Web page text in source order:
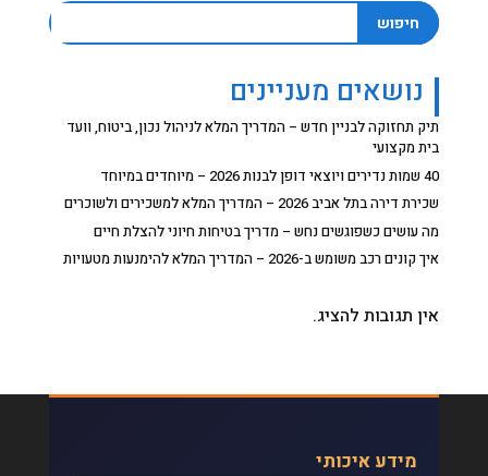
חיפוש
נושאים מעניינים
תיק תחזוקה לבניין חדש – המדריך המלא לניהול נכון, ביטוח, וועד
בית מקצועי
40 שמות נדירים ויוצאי דופן לבנות 2026 – מיוחדים במיוחד
שכירת דירה בתל אביב 2026 – המדריך המלא למשכירים ולשוכרים
מה עושים כשפוגשים נחש – מדריך בטיחות חיוני להצלת חיים
איך קונים רכב משומש ב-2026 – המדריך המלא להימנעות מטעויות
אין תגובות להציג.
מידע איכותי